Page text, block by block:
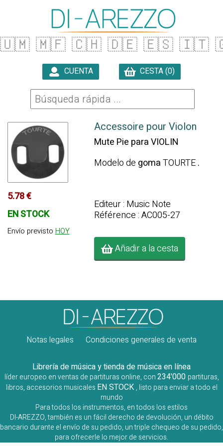
🇺🇲 🇲🇫 🇨🇭 🇩🇪 🇪🇸 🇮🇹
CUENTA CESTA (0)
5.78 €
EN STOCK
Envío previsto HOY
Accessoire pour Violon
Mute Pie para VIOLIN
Modelo de gomaTOURTE.
Editeur : Music Note
Référence : AC005-27
Añadir a la cesta
Notas legales Condiciones generales de venta
Librería de música y tienda de música en línea
líder europeo en ventas de partituras online, con234'000 partituras,
libros, accesorios musicales EN STOCK , listo para enviar a todo el
mundo
Para todos los instrumentos, en todos los estilos
DI-AREZZO, también es un fácil derecho de devolución, un débito
bancario durante el envío de su pedido, un triple chequeo de su pedido,
para ofrecerle lo mejor de servicios.